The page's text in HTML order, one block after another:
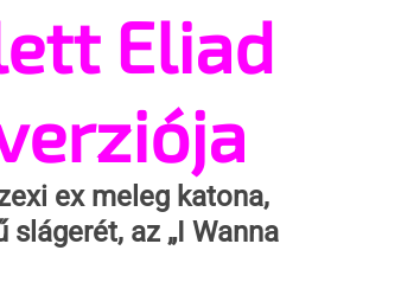
Eliad
ex meleg katona,
az „I Wanna